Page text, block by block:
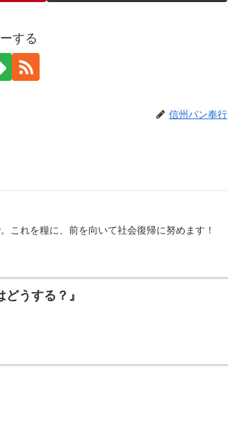
する
信州パン奉行
これを糧に、前を向いて社会復帰に努めます！
うする？』